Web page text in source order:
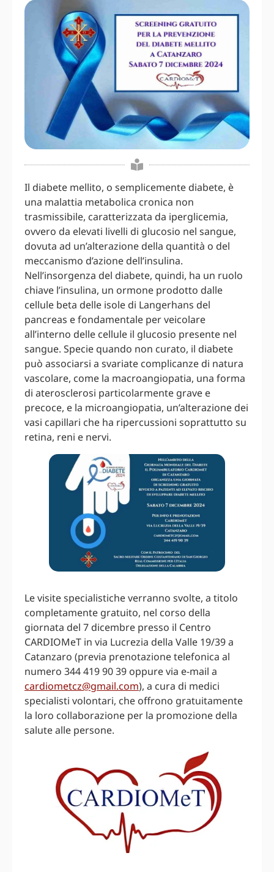
Il diabete mellito, o semplicemente diabete, è
una malattia metabolica cronica non
trasmissibile, caratterizzata da iperglicemia,
ovvero da elevati livelli di glucosio nel sangue,
dovuta ad un’alterazione della quantità o del
meccanismo d’azione dell’insulina.
Nell’insorgenza del diabete, quindi, ha un ruolo
chiave l’insulina, un ormone prodotto dalle
cellule beta delle isole di Langerhans del
pancreas e fondamentale per veicolare
all’interno delle cellule il glucosio presente nel
sangue. Specie quando non curato, il diabete
può associarsi a svariate complicanze di natura
vascolare, come la macroangiopatia, una forma
di aterosclerosi particolarmente grave e
precoce, e la microangiopatia, un’alterazione dei
vasi capillari che ha ripercussioni soprattutto su
retina, reni e nervi.
Le visite specialistiche verranno svolte, a titolo
completamente gratuito, nel corso della
giornata del 7 dicembre presso il Centro
CARDIOMeT in via Lucrezia della Valle 19/39 a
Catanzaro (previa prenotazione telefonica al
numero 344 419 90 39 oppure via e-mail a
cardiometcz@gmail.com), a cura di medici
specialisti volontari, che offrono gratuitamente
la loro collaborazione per la promozione della
salute alle persone.